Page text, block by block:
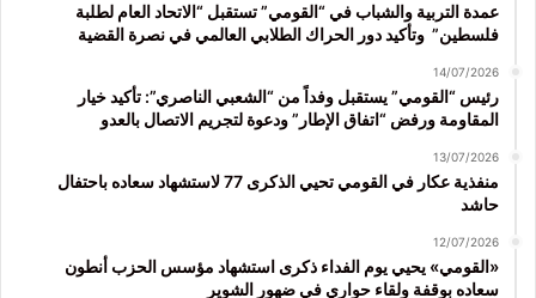
عمدة التربية والشباب في “القومي” تستقبل “الاتحاد العام لطلبة
فلسطين” وتأكيد دور الحراك الطلابي العالمي في نصرة القضية
14/07/2026
رئيس “القومي” يستقبل وفداً من “الشعبي الناصري”: تأكيد خيار
المقاومة ورفض “اتفاق الإطار” ودعوة لتجريم الاتصال بالعدو
13/07/2026
منفذية عكار في القومي تحيي الذكرى 77 لاستشهاد سعاده باحتفال
حاشد
12/07/2026
«القومي» يحيي يوم الفداء ذكرى استشهاد مؤسس الحزب أنطون
سعاده بوقفة ولقاء حواري في ضهور الشوير